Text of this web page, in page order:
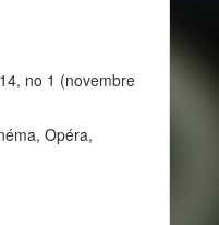
no 1 (novembre
Opéra,